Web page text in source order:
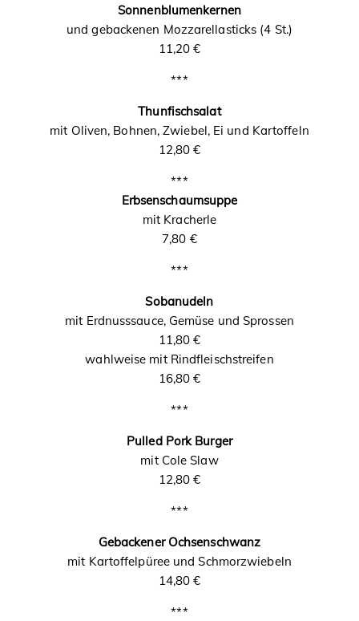
Sonnenblumenkernen
und gebackenen Mozzarellasticks (4 St.)
11,20 €
***
Thunfischsalat
mit Oliven, Bohnen, Zwiebel, Ei und Kartoffeln
12,80 €
***
Erbsenschaumsuppe
mit Kracherle
7,80 €
***
Sobanudeln
mit Erdnusssauce, Gemüse und Sprossen
11,80 €
wahlweise mit Rindfleischstreifen
16,80 €
***
Pulled Pork Burger
mit Cole Slaw
12,80 €
***
Gebackener Ochsenschwanz
mit Kartoffelpüree und Schmorzwiebeln
14,80 €
***